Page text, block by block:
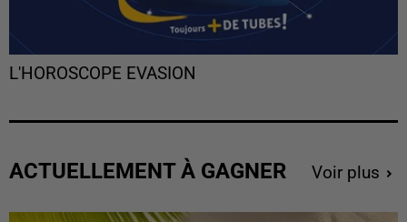
L'HOROSCOPE EVASION
ACTUELLEMENT À GAGNER Voir plus